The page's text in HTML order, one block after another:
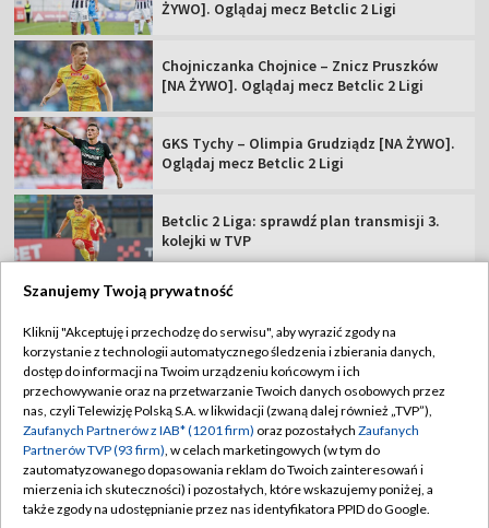
ŻYWO]. Oglądaj mecz Betclic 2 Ligi
Chojniczanka Chojnice – Znicz Pruszków
[NA ŻYWO]. Oglądaj mecz Betclic 2 Ligi
GKS Tychy – Olimpia Grudziądz [NA ŻYWO].
Oglądaj mecz Betclic 2 Ligi
Betclic 2 Liga: sprawdź plan transmisji 3.
kolejki w TVP
TVP
Abonament TVP
Sklep TVP
Biuro Reklamy
Oferta Handlowa
Regulamin TVP
Polityka prywatności
Moje zgody
Biuro reklamy
Szanujemy Twoją prywatność
Kliknij "Akceptuję i przechodzę do serwisu", aby wyrazić zgody na
korzystanie z technologii automatycznego śledzenia i zbierania danych,
dostęp do informacji na Twoim urządzeniu końcowym i ich
przechowywanie oraz na przetwarzanie Twoich danych osobowych przez
nas, czyli Telewizję Polską S.A. w likwidacji (zwaną dalej również „TVP”),
Zaufanych Partnerów z IAB* (1201 firm) oraz pozostałych Zaufanych
Partnerów TVP (93 firm), w celach marketingowych (w tym do
zautomatyzowanego dopasowania reklam do Twoich zainteresowań i
mierzenia ich skuteczności) i pozostałych, które wskazujemy poniżej, a
także zgody na udostępnianie przez nas identyfikatora PPID do Google.